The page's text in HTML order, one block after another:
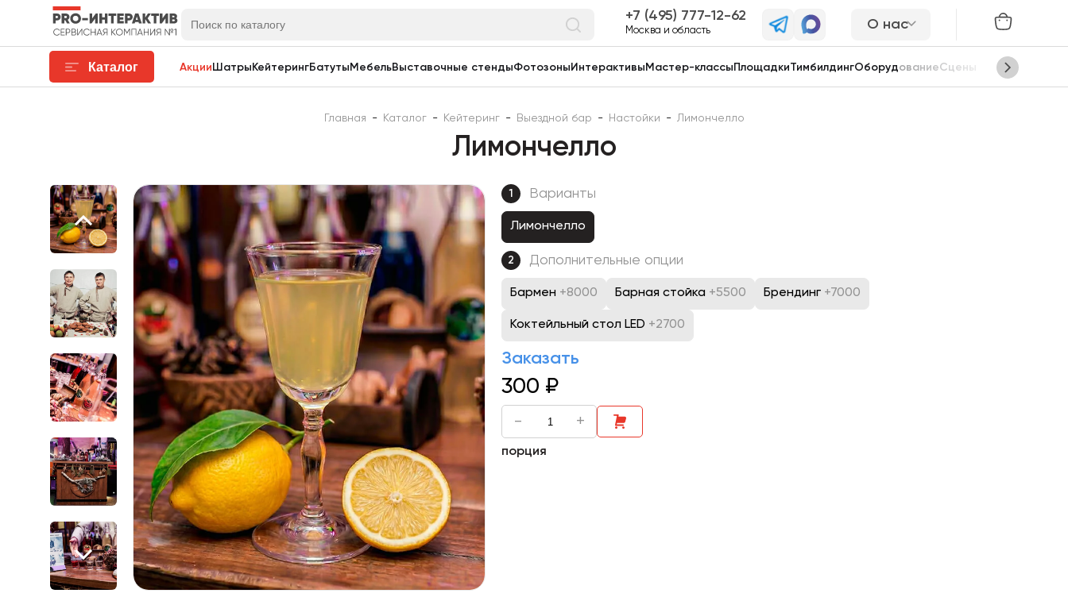
7 (495) 777-12-62
Москва и область О нас
Каталог Акции Шатры КейтерингБатуты МебельВыставочные стендыФотозоны Интерактивы Мастер-классы ПлощадкиТимбилдингОборудованиеСцены
Главная - Каталог - Кейтеринг - Выездной бар - Настойки - Лимончелло
Лимончелло
1 Варианты
Лимончелло
2 Дополнительные опции
Бармен +8000 Барная стойка +5500 Брендинг +7000
Коктейльный стол LED +2700
Заказать
300 ₽
- +
порция